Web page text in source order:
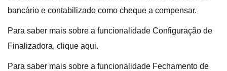
bancário e contabilizado como cheque a compensar.
Para saber mais sobre a funcionalidade Configuração de
Finalizadora, clique aqui.
Para saber mais sobre a funcionalidade Fechamento de